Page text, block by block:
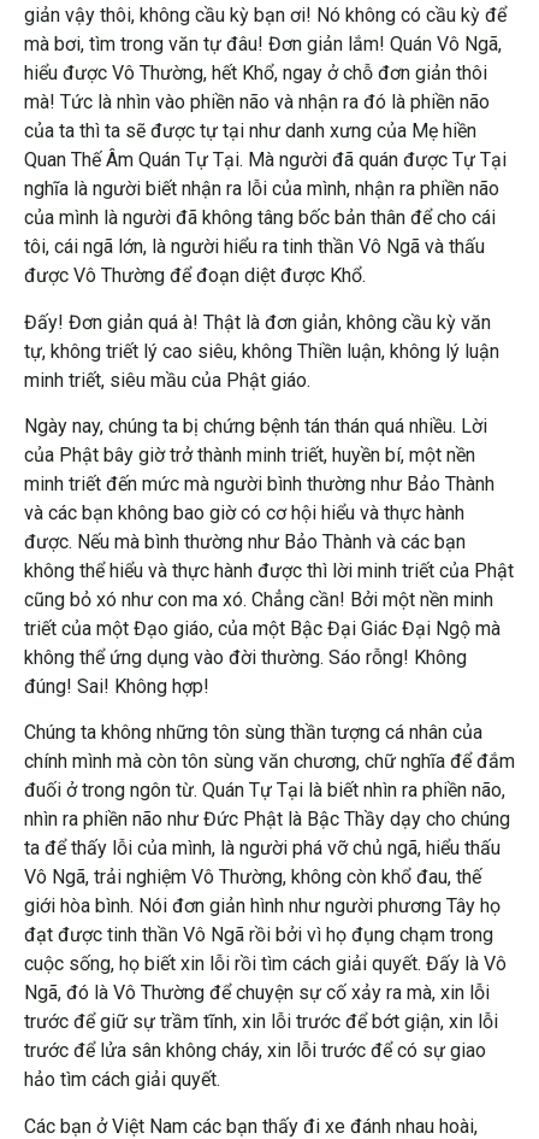
giản vậy thôi, không cầu kỳ bạn ơi! Nó không có cầu kỳ để
mà bơi, tìm trong văn tự đâu! Đơn giản lắm! Quán Vô Ngã,
hiểu được Vô Thường, hết Khổ, ngay ở chỗ đơn giản thôi
mà! Tức là nhìn vào phiền não và nhận ra đó là phiền não
của ta thì ta sẽ được tự tại như danh xưng của Mẹ hiền
Quan Thế Âm Quán Tự Tại. Mà người đã quán được Tự Tại
nghĩa là người biết nhận ra lỗi của mình, nhận ra phiền não
của mình là người đã không tâng bốc bản thân để cho cái
tôi, cái ngã lớn, là người hiểu ra tinh thần Vô Ngã và thấu
được Vô Thường để đoạn diệt được Khổ.
Đấy! Đơn giản quá à! Thật là đơn giản, không cầu kỳ văn
tự, không triết lý cao siêu, không Thiền luận, không lý luận
minh triết, siêu mầu của Phật giáo.
Ngày nay, chúng ta bị chứng bệnh tán thán quá nhiều. Lời
của Phật bây giờ trở thành minh triết, huyền bí, một nền
minh triết đến mức mà người bình thường như Bảo Thành
và các bạn không bao giờ có cơ hội hiểu và thực hành
được. Nếu mà bình thường như Bảo Thành và các bạn
không thể hiểu và thực hành được thì lời minh triết của Phật
cũng bỏ xó như con ma xó. Chẳng cần! Bởi một nền minh
triết của một Đạo giáo, của một Bậc Đại Giác Đại Ngộ mà
không thể ứng dụng vào đời thường. Sáo rỗng! Không
đúng! Sai! Không hợp!
Chúng ta không những tôn sùng thần tượng cá nhân của
chính mình mà còn tôn sùng văn chương, chữ nghĩa để đắm
đuối ở trong ngôn từ. Quán Tự Tại là biết nhìn ra phiền não,
nhìn ra phiền não như Đức Phật là Bậc Thầy dạy cho chúng
ta để thấy lỗi của mình, là người phá vỡ chủ ngã, hiểu thấu
Vô Ngã, trải nghiệm Vô Thường, không còn khổ đau, thế
giới hòa bình. Nói đơn giản hình như người phương Tây họ
đạt được tinh thần Vô Ngã rồi bởi vì họ đụng chạm trong
cuộc sống, họ biết xin lỗi rồi tìm cách giải quyết. Đấy là Vô
Ngã, đó là Vô Thường để chuyện sự cố xảy ra mà, xin lỗi
trước để giữ sự trầm tĩnh, xin lỗi trước để bớt giận, xin lỗi
trước để lửa sân không cháy, xin lỗi trước để có sự giao
hảo tìm cách giải quyết.
Các bạn ở Việt Nam các bạn thấy đi xe đánh nhau hoài,